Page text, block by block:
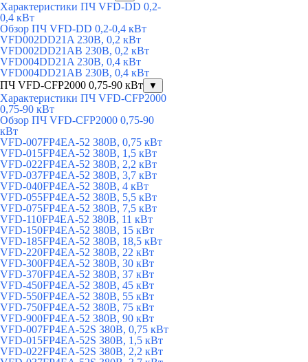
Характеристики ПЧ VFD-DD 0,2-
0,4 кВт
Обзор ПЧ VFD-DD 0,2-0,4 кВт
VFD002DD21A 230В, 0,2 кВт
VFD002DD21AB 230В, 0,2 кВт
VFD004DD21A 230В, 0,4 кВт
VFD004DD21AB 230В, 0,4 кВт
ПЧ VFD-CFP2000 0,75-90 кВт
▼
Характеристики ПЧ VFD-CFP2000
0,75-90 кВт
Обзор ПЧ VFD-CFP2000 0,75-90
кВт
VFD-007FP4EA-52 380В, 0,75 кВт
VFD-015FP4EA-52 380В, 1,5 кВт
VFD-022FP4EA-52 380В, 2,2 кВт
VFD-037FP4EA-52 380В, 3,7 кВт
VFD-040FP4EA-52 380В, 4 кВт
VFD-055FP4EA-52 380В, 5,5 кВт
VFD-075FP4EA-52 380В, 7,5 кВт
VFD-110FP4EA-52 380В, 11 кВт
VFD-150FP4EA-52 380В, 15 кВт
VFD-185FP4EA-52 380В, 18,5 кВт
VFD-220FP4EA-52 380В, 22 кВт
VFD-300FP4EA-52 380В, 30 кВт
VFD-370FP4EA-52 380В, 37 кВт
VFD-450FP4EA-52 380В, 45 кВт
VFD-550FP4EA-52 380В, 55 кВт
VFD-750FP4EA-52 380В, 75 кВт
VFD-900FP4EA-52 380В, 90 кВт
VFD-007FP4EA-52S 380В, 0,75 кВт
VFD-015FP4EA-52S 380В, 1,5 кВт
VFD-022FP4EA-52S 380В, 2,2 кВт